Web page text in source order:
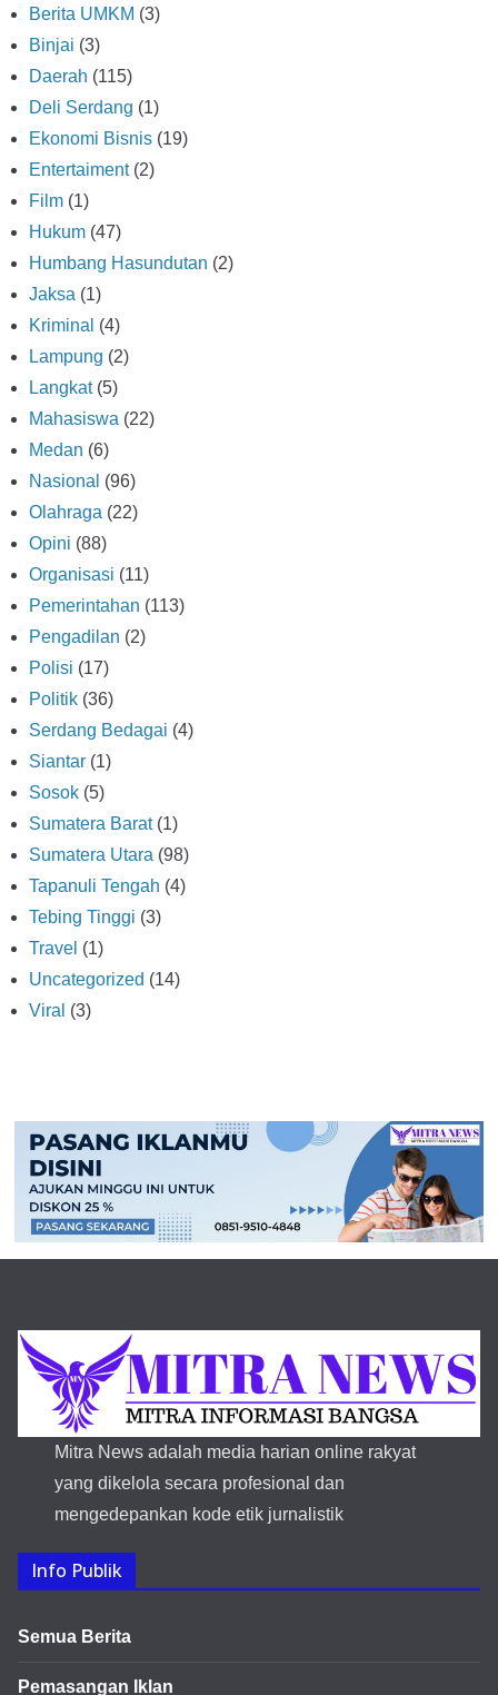
Berita UMKM (3)
Binjai (3)
Daerah (115)
Deli Serdang (1)
Ekonomi Bisnis (19)
Entertaiment(2)
Film (1)
Hukum (47)
Humbang Hasundutan (2)
Jaksa (1)
Kriminal (4)
Lampung (2)
Langkat(5)
Mahasiswa (22)
Medan (6)
Nasional (96)
Olahraga (22)
Opini (88)
Organisasi (11)
Pemerintahan (113)
Pengadilan (2)
Polisi (17)
Politik (36)
Serdang Bedagai (4)
Siantar (1)
Sosok (5)
Sumatera Barat(1)
Sumatera Utara (98)
Tapanuli Tengah (4)
Tebing Tinggi (3)
Travel (1)
Uncategorized (14)
Viral (3)
Mitra News adalah media harian online rakyat
yang dikelola secara profesional dan
mengedepankan kode etik jurnalistik
Info Publik
Semua Berita
Pemasangan Iklan